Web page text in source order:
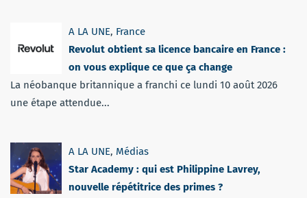
A LA UNE, France
Revolut obtient sa licence bancaire en France :
on vous explique ce que ça change
La néobanque britannique a franchi ce lundi 10 août 2026
une étape attendue...
A LA UNE, Médias
Star Academy : qui est Philippine Lavrey,
nouvelle répétitrice des primes ?